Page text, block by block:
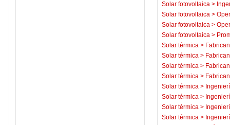
Solar fotovoltaica >
Solar fotovoltaica >
Solar fotovoltaica >
Solar fotovoltaica >
Solar térmica >
Solar térmica >
Solar térmica >
Solar térmica >
Solar térmica >
Solar térmica >
Solar térmica >
Solar térmica >